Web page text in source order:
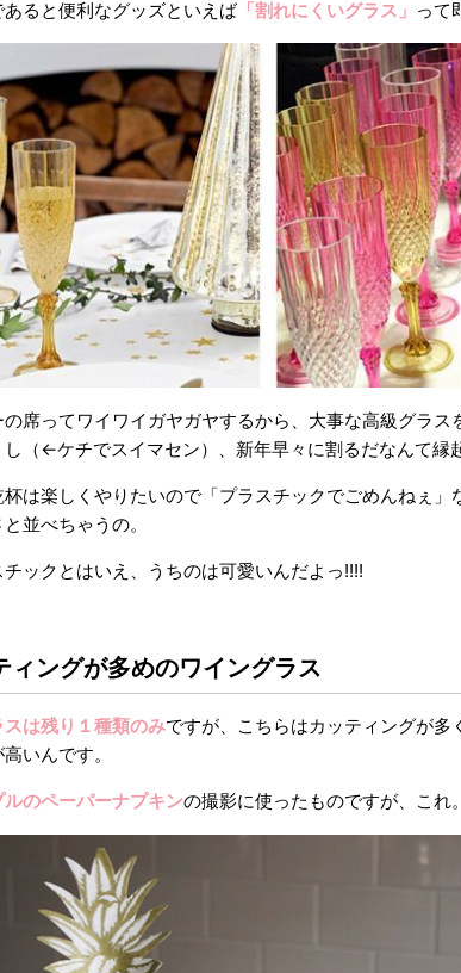
ると便利なグッズといえば「割れにくいグラス」 って
席ってワイワイガヤガヤするから、大事な高級グラス
（←ケチでスイマセン）、新年早々に割るだなんて縁
は楽しくやりたいので「プラスチックでごめんねぇ」
並べちゃうの。
ックとはいえ、うちのは可愛いんだよっ!!!!
ィングが多めのワイングラス
は残り１種類のみですが、こちらはカッティングが多
いんです。
のペーパーナプキンの撮影に使ったものですが、これ